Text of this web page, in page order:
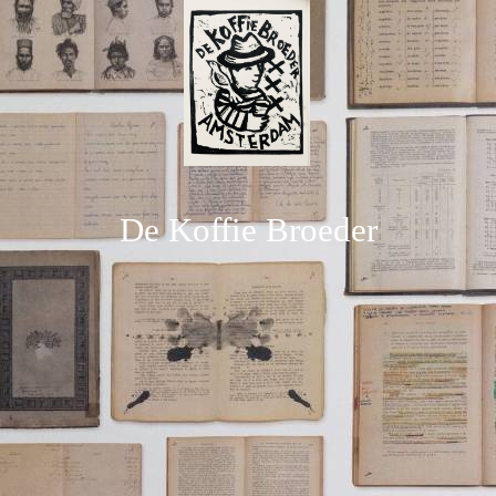
De Koffie Broeder